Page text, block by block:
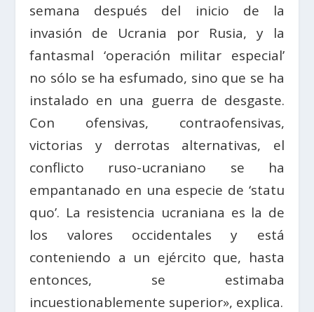
semana después del inicio de la
invasión de Ucrania por Rusia, y la
fantasmal ‘operación militar especial’
no sólo se ha esfumado, sino que se ha
instalado en una guerra de desgaste.
Con ofensivas, contraofensivas,
victorias y derrotas alternativas, el
conflicto ruso-ucraniano se ha
empantanado en una especie de ‘statu
quo’. La resistencia ucraniana es la de
los valores occidentales y está
conteniendo a un ejército que, hasta
entonces, se estimaba
incuestionablemente superior», explica.